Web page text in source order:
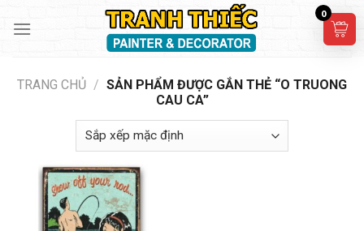
TRANG CHỦ / SẢN PHẨM ĐƯỢC GẮN THẺ “O TRUONG
CAU CA”
0